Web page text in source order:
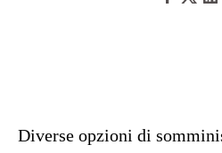
Diverse opzioni di